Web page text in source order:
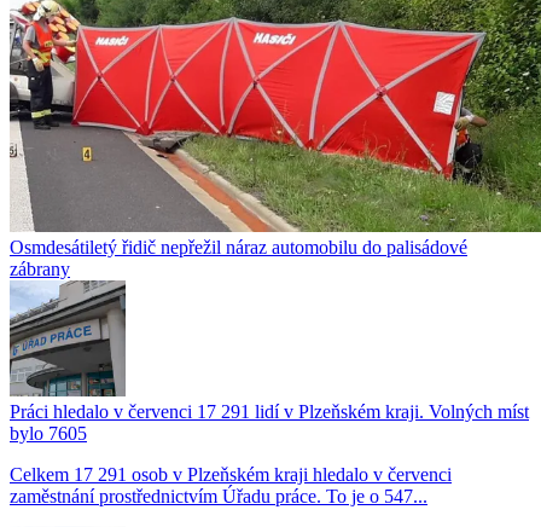
Osmdesátiletý řidič nepřežil náraz automobilu do palisádové
zábrany
Práci hledalo v červenci 17 291 lidí v Plzeňském kraji. Volných míst
bylo 7605
Celkem 17 291 osob v Plzeňském kraji hledalo v červenci
zaměstnání prostřednictvím Úřadu práce. To je o 547...